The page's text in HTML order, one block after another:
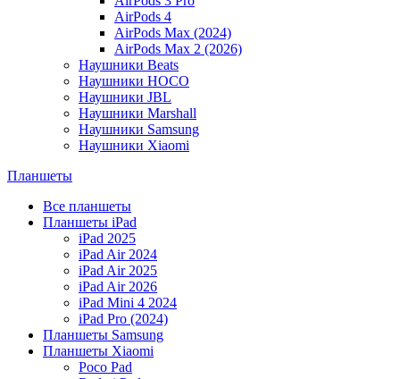
AirPods 4
AirPods Max (2024)
AirPods Max 2 (2026)
Наушники Beats
Наушники HOCO
Наушники JBL
Наушники Marshall
Наушники Samsung
Наушники Xiaomi
Планшеты
Все планшеты
Планшеты iPad
iPad 2025
iPad Air 2024
iPad Air 2025
iPad Air 2026
iPad Mini 4 2024
iPad Pro (2024)
Планшеты Samsung
Планшеты Xiaomi
Poco Pad